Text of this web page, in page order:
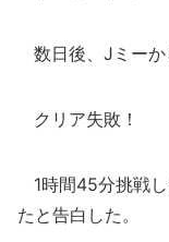
数日後、Jミーか
クリア失敗！
1時間45分挑戦
たと告白した。